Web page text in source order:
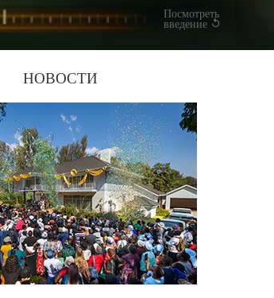
Посмотреть
введение
НОВОСТИ